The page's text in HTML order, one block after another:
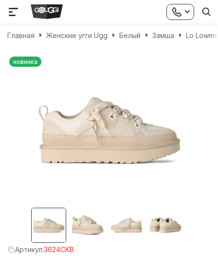
Главная Женские угги Ugg Белый Замша Lo
новинка
Артикул:3624CKB